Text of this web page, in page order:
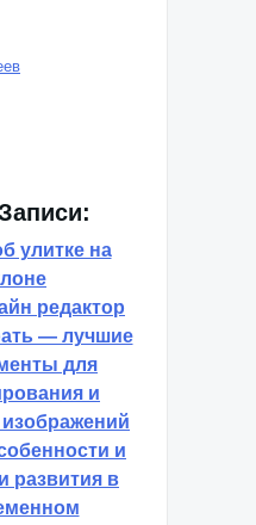
улитке на
редактор
— лучшие
для
и
и
развития в